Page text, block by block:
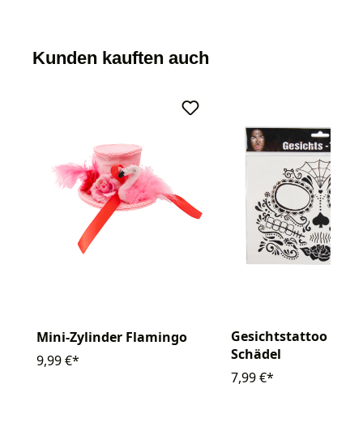
Kunden kauften auch
Mini-Zylinder Flamingo
9,99 €*
Gesichtstattoo
Schädel
7,99 €*